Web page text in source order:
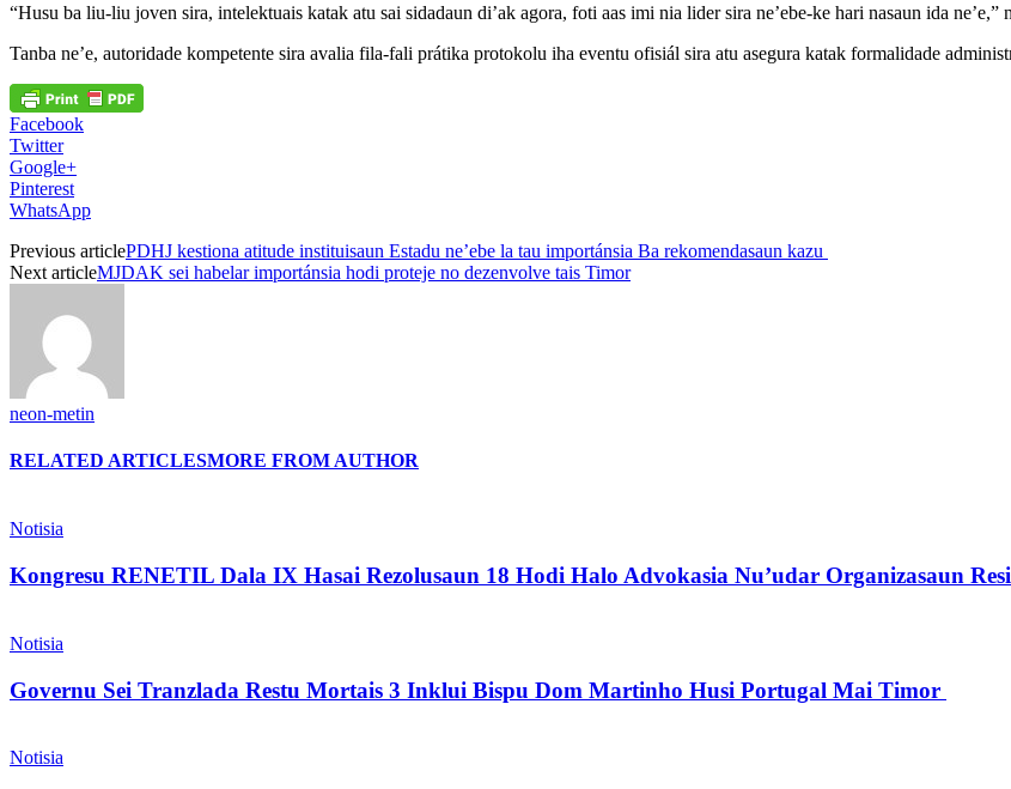
“Husu ba liu-liu joven sira, intelektuais katak atu sai sidadaun di’ak agora, foti aas imi nia lider sira ne’ebe-ke hari nasaun ida ne’e,”
Tanba ne’e, autoridade kompetente sira avalia fila-fali prátika protokolu iha eventu ofisiál sira atu asegura katak formalidade
Facebook
Twitter
Google+
Pinterest
WhatsApp
Previous articlePDHJ kestiona atitude instituisaun Estadu ne’ebe la tau importánsia Ba rekomendasaun kazu
Next articleMJDAK sei habelar importánsia hodi proteje no dezenvolve tais Timor
neon-metin
RELATED ARTICLESMORE FROM AUTHOR
Notisia
Kongresu RENETIL Dala IX Hasai Rezolusaun 18 Hodi Halo Advokasia Nu’udar Organizasaun
Notisia
Governu Sei Tranzlada Restu Mortais 3 Inklui Bispu Dom Martinho Husi Portugal Mai Timor
Notisia